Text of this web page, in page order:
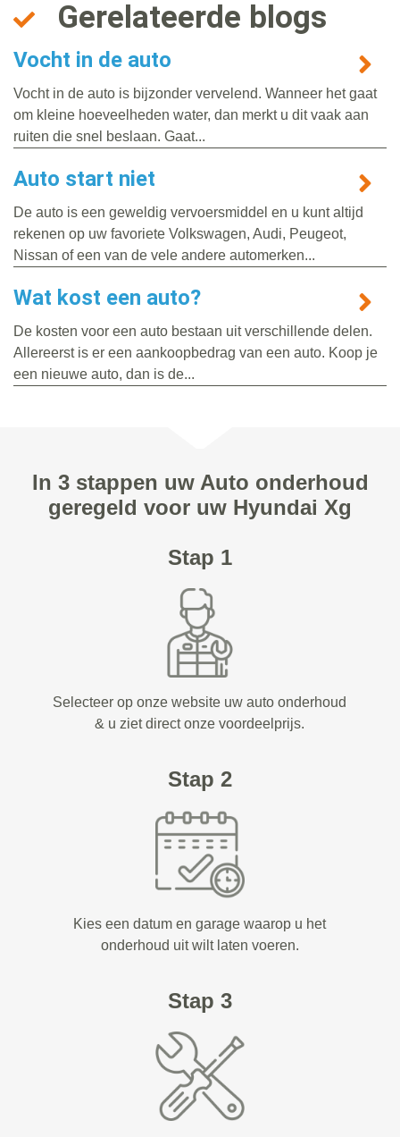
Gerelateerde blogs
Vocht in de auto
Vocht in de auto is bijzonder vervelend. Wanneer het gaat
om kleine hoeveelheden water, dan merkt u dit vaak aan
ruiten die snel beslaan. Gaat...
Auto start niet
De auto is een geweldig vervoersmiddel en u kunt altijd
rekenen op uw favoriete Volkswagen, Audi, Peugeot,
Nissan of een van de vele andere automerken...
Wat kost een auto?
De kosten voor een auto bestaan uit verschillende delen.
Allereerst is er een aankoopbedrag van een auto. Koop je
een nieuwe auto, dan is de...
In 3 stappen uw Auto onderhoud
geregeld voor uw Hyundai Xg
Stap 1
Selecteer op onze website uw auto onderhoud
& u ziet direct onze voordeelprijs.
Stap 2
Kies een datum en garage waarop u het
onderhoud uit wilt laten voeren.
Stap 3